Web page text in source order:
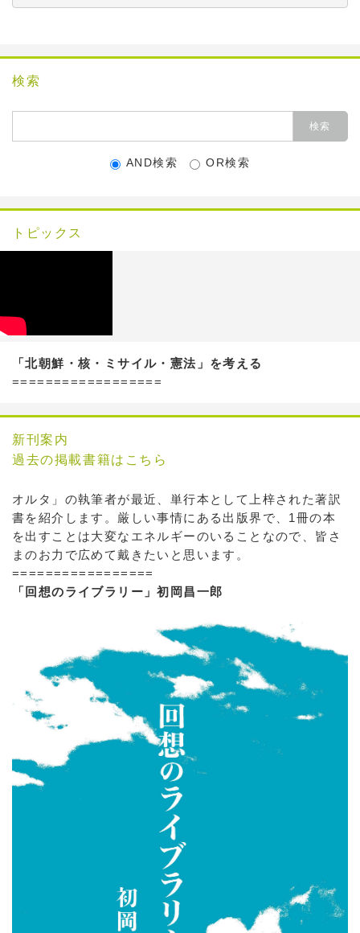
検索
AND検索 OR検索
トピックス
「北朝鮮・核・ミサイル・憲法」を考える
==================
新刊案内
過去の掲載書籍はこちら
オルタ」の執筆者が最近、単行本として上梓された著訳
書を紹介します。厳しい事情にある出版界で、1冊の本
を出すことは大変なエネルギーのいることなので、皆さ
まのお力で広めて戴きたいと思います。
=================
「回想のライブラリー」初岡昌一郎